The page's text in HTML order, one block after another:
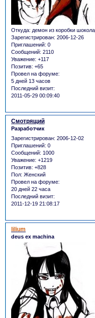
Откуда: демон из коробки
Зарегистрирован: 2006-12-26
Приглашений: 0
Сообщений: 2110
Уважение: +117
Позитив: +65
Провел на форуме:
5 дней 13 часов
Последний визит:
2011-05-29 00:09:40
Смотрящий
Разработчик
Зарегистрирован: 2006-12-02
Приглашений: 0
Сообщений: 1000
Уважение: +1219
Позитив: +828
Пол: Женский
Провел на форуме:
20 дней 22 часа
Последний визит:
2011-12-19 21:08:17
lilium
deus ex machina